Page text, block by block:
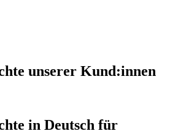
unserer Kund:innen
in Deutsch für